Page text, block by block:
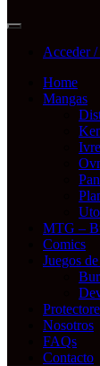
Acceder /
Home
Mangas
MTG –
Comics
Juegos
Nosotros
FAQs
Contacto